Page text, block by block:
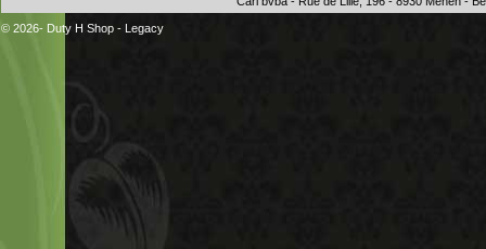
© 2026- Duty H Shop - Legacy